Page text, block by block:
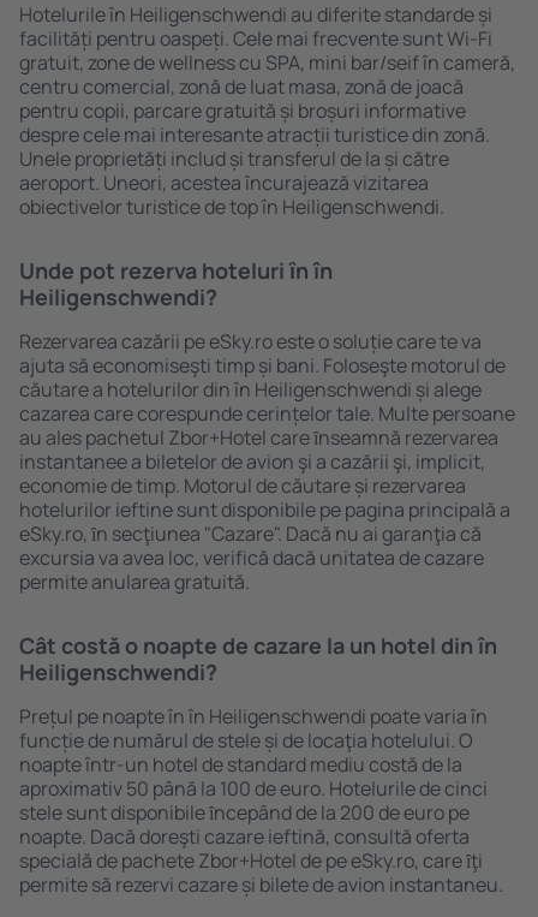
Hotelurile în Heiligenschwendi au diferite standarde și
facilități pentru oaspeți. Cele mai frecvente sunt Wi-Fi
gratuit, zone de wellness cu SPA, mini bar/seif în cameră,
centru comercial, zonă de luat masa, zonă de joacă
pentru copii, parcare gratuită și broșuri informative
despre cele mai interesante atracții turistice din zonă.
Unele proprietăți includ și transferul de la și către
aeroport. Uneori, acestea încurajează vizitarea
obiectivelor turistice de top în Heiligenschwendi.
Unde pot rezerva hoteluri ȋn în
Heiligenschwendi?
Rezervarea cazării pe eSky.ro este o soluție care te va
ajuta să economiseşti timp și bani. Foloseşte motorul de
căutare a hotelurilor din în Heiligenschwendi și alege
cazarea care corespunde cerințelor tale. Multe persoane
au ales pachetul Zbor+Hotel care ȋnseamnă rezervarea
instantanee a biletelor de avion şi a cazării şi, implicit,
economie de timp. Motorul de căutare și rezervarea
hotelurilor ieftine sunt disponibile pe pagina principală a
eSky.ro, ȋn secţiunea "Cazare". Dacă nu ai garanţia că
excursia va avea loc, verifică dacă unitatea de cazare
permite anularea gratuită.
Cât costă o noapte de cazare la un hotel din în
Heiligenschwendi?
Prețul pe noapte în în Heiligenschwendi poate varia în
funcție de numărul de stele și de locaţia hotelului. O
noapte într-un hotel de standard mediu costă de la
aproximativ 50 până la 100 de euro. Hotelurile de cinci
stele sunt disponibile ȋncepând de la 200 de euro pe
noapte. Dacă doreşti cazare ieftină, consultă oferta
specială de pachete Zbor+Hotel de pe eSky.ro, care ȋţi
permite să rezervi cazare și bilete de avion instantaneu.